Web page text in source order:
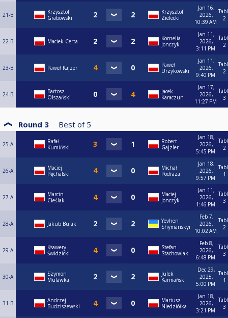
21-B
Krzysztof
Grabowski
Krzysztof
Zielecki
Jan 16,
2026,
10:39 AM
2
22-B Maciek Certa
Kornelia
Jonczyk
Jan 11,
2026,
3:11 PM
2
23-B Paweł Kajzer
Paweł
Urzykowski
Jan 11,
2026,
9:40 PM
2
24-B
Bartosz
Olszański
Jacek
Karaczun
Jan 17,
2026,
11:27 PM
3
Round 3 Best of 5
25-A
Rafał
Kumiński
Robert
Gajzler
Jan 18,
2026,
5:45 PM
2
26-A
Maciej
Pęchalski
Michał
Podraza
Jan 18,
2026,
9:57 PM
1
27-A
Marcin
Cieślak
Maciej
Jonczyk
Jan 11,
2026,
1:46 PM
3
28-A Jakub Bujak
Yevhen
Shymanskyi
Feb 7,
2026,
10:02 AM
2
29-A
Ksawery
Świdzicki
Stefan
Stachowiak
Feb 8,
2026,
6:48 PM
3
30-A
Szymon
Mulawka
Julek
Karmański
Dec 29,
2025,
5:00 PM
1
31-B
Andrzej
Budziszewski
Mariusz
Niedziółka
Jan 18,
2026,
3:21 PM
3